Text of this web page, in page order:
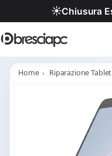
☀️
Home Riparazione Tablet